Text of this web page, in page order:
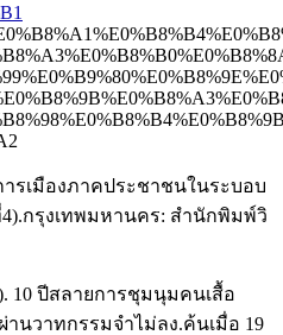
ารเมืองภาคประชาชนในระบอบ
กรุงเทพมหานคร: สำนักพิมพ์วิ
10 ปีสลายการชุมนุมคนเสื้อ
นวาทกรรมจำไม่ลง.ค้นเมื่อ 19